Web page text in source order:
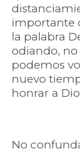
importante
la palabra
odiando,
podemos
nuevo
honrar a
No